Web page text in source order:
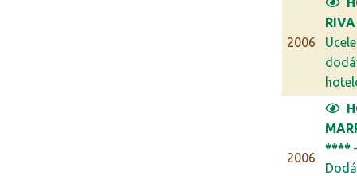
2006
2006
****